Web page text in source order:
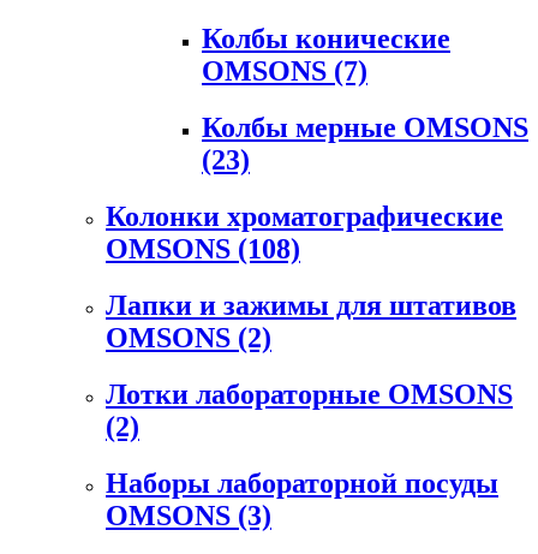
Колбы конические
OMSONS (7)
Колбы мерные OMSONS
(23)
Колонки хроматографические
OMSONS (108)
Лапки и зажимы для штативов
OMSONS (2)
Лотки лабораторные OMSONS
(2)
Наборы лабораторной посуды
OMSONS (3)